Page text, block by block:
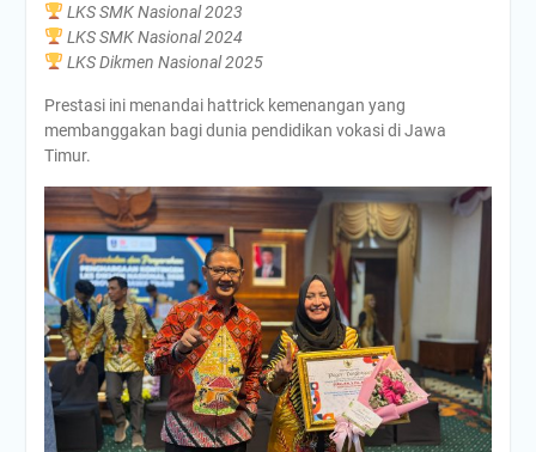
LKS SMK Nasional 2023
LKS SMK Nasional 2024
LKS Dikmen Nasional 2025
Prestasi ini menandai hattrick kemenangan yang
membanggakan bagi dunia pendidikan vokasi di Jawa
Timur.